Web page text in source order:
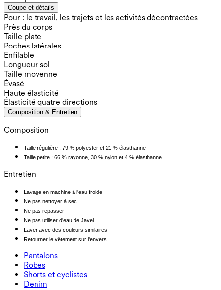
Coupe et détails
Pour : le travail, les trajets et les activités décontractées
Près du corps
Taille plate
Poches latérales
Enfilable
Longueur sol
Taille moyenne
Évasé
Haute élasticité
Élasticité quatre directions
Composition & Entretien
Composition
Taille régulière : 79 % polyester et 21 % élasthanne
Taille petite : 66 % rayonne, 30 % nylon et 4 % élasthanne
Entretien
Lavage en machine à l'eau froide
Ne pas nettoyer à sec
Ne pas repasser
Ne pas utiliser d'eau de Javel
Laver avec des couleurs similaires
Retourner le vêtement sur l'envers
Pantalons
Pantalons
Joggeurs
Pantalons de travail
Robes
Robes
Robes de sport
Shorts et cyclistes
Shorts et cyclistes
Denim